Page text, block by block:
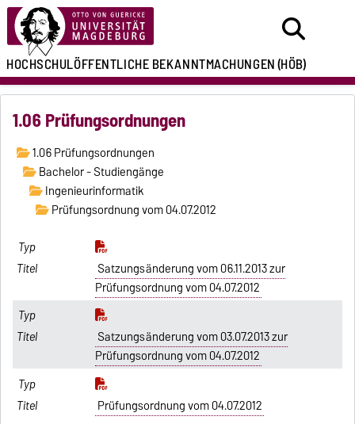
HOCHSCHULÖFFENTLICHEBEKANNTMACHUNGEN(HÖB)
1.06 Prüfungsordnungen
1.06 Prüfungsordnungen
Bachelor - Studiengänge
Ingenieurinformatik
Prüfungsordnung vom 04.07.2012
Satzungsänderung vom 06.11.2013 zur
Prüfungsordnung vom 04.07.2012
Satzungsänderung vom 03.07.2013 zur
Prüfungsordnung vom 04.07.2012
Prüfungsordnung vom 04.07.2012